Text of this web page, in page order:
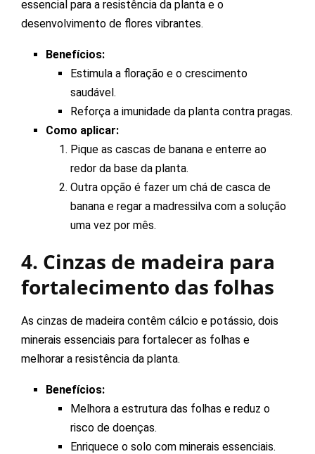
essencial para a resistência da planta e o
desenvolvimento de flores vibrantes.
Benefícios:
Estimula a floração e o crescimento
saudável.
Reforça a imunidade da planta contra pragas.
Como aplicar:
Pique as cascas de banana e enterre ao
redor da base da planta.
Outra opção é fazer um chá de casca de
banana e regar a madressilva com a solução
uma vez por mês.
4. Cinzas de madeira para
fortalecimento das folhas
As cinzas de madeira contêm cálcio e potássio, dois
minerais essenciais para fortalecer as folhas e
melhorar a resistência da planta.
Benefícios:
Melhora a estrutura das folhas e reduz o
risco de doenças.
Enriquece o solo com minerais essenciais.